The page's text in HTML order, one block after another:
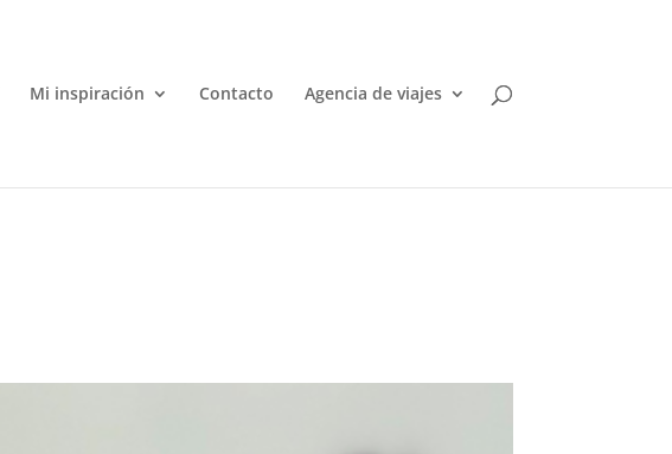
Mi inspiración Contacto Agencia de viajes